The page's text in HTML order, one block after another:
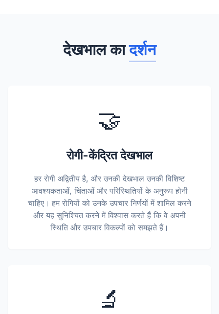
देखभाल कादर्शन
🤝
रोगी-केंद्रित देखभाल
हर रोगी अद्वितीय है, और उनकी देखभाल उनकी विशिष्ट
आवश्यकताओं, चिंताओं और परिस्थितियों के अनुरूप होनी
चाहिए। हम रोगियों को उनके उपचार निर्णयों में शामिल करने
और यह सुनिश्चित करने में विश्वास करते हैं कि वे अपनी
स्थिति और उपचार विकल्पों को समझते हैं।
🔬